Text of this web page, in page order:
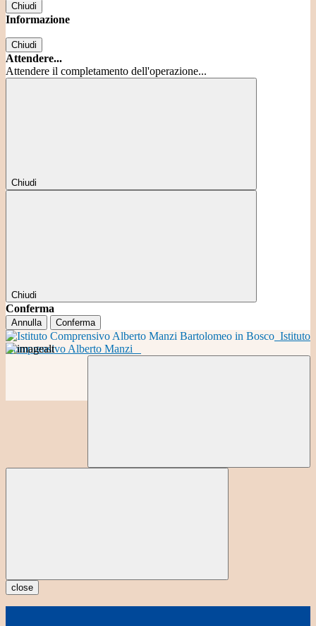
Chiudi
Informazione
Chiudi
Attendere...
Attendere il completamento dell'operazione...
Chiudi
Chiudi
Conferma
Annulla Conferma
Istituto
Comprensivo Alberto Manzi
close